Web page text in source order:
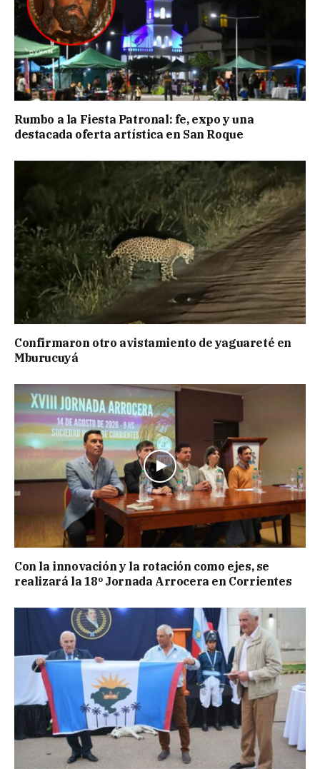
Rumbo a la Fiesta Patronal: fe, expo y una
destacada oferta artística en San Roque
Confirmaron otro avistamiento de yaguareté en
Mburucuyá
Con la innovación y la rotación como ejes, se
realizará la 18º Jornada Arrocera en Corrientes